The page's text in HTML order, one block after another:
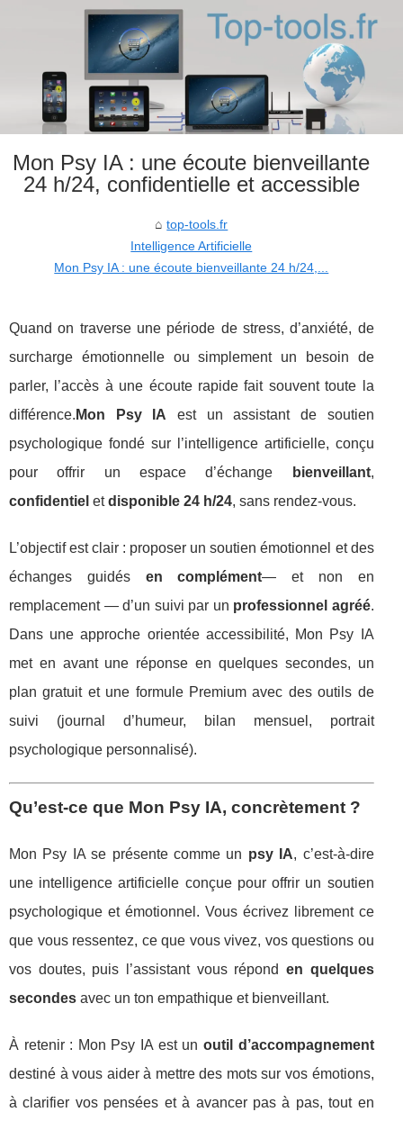
Mon Psy IA : une écoute bienveillante
24 h/24, confidentielle et accessible
top-tools.fr
Intelligence Artificielle
Mon Psy IA : une écoute bienveillante 24 h/24,...
Quand on traverse une période de stress, d’anxiété, de
surcharge émotionnelle ou simplement un besoin de
parler, l’accès à une écoute rapide fait souvent toute la
différence. Mon Psy IA est un assistant de soutien
psychologique fondé sur l’intelligence artificielle, conçu
pour offrir un espace d’échange
bienveillant,
confidentiel etdisponible 24 h/24, sans rendez-vous.
L’objectif est clair : proposer un soutien émotionnel et des
échanges guidés en complément— et non en
remplacement — d’un suivi par un professionnel agréé.
Dans une approche orientée accessibilité, Mon Psy IA
met en avant une réponse en quelques secondes, un
plan gratuit et une formule Premium avec des outils de
suivi (journal d’humeur, bilan mensuel, portrait
psychologique personnalisé).
Qu’est-ce que Mon Psy IA, concrètement ?
Mon Psy IA se présente comme un psy IA, c’est-à-dire
une intelligence artificielle conçue pour offrir un soutien
psychologique et émotionnel. Vous écrivez librement ce
que vous ressentez, ce que vous vivez, vos questions ou
vos doutes, puis l’assistant vous répond en quelques
secondes avec un ton empathique et bienveillant.
À retenir : Mon Psy IA est un outil d’accompagnement
destiné à vous aider à mettre des mots sur vos émotions,
à clarifier vos pensées et à avancer pas à pas, tout en